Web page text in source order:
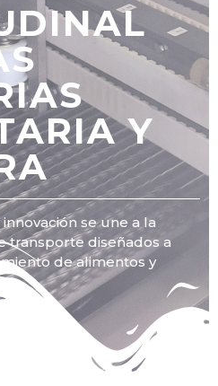
Y
se une a la
transporte diseñados a
de alimentos y